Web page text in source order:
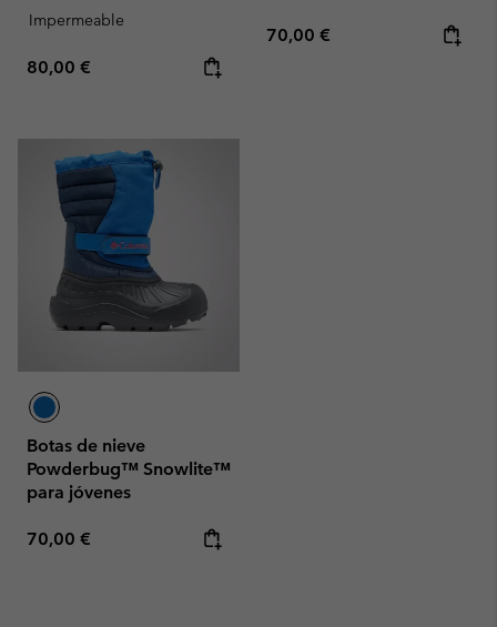
Impermeable
Regular price:
80,00 €
Regular price:
70,00 €
Botas de nieve
Powderbug™ Snowlite™
para jóvenes
Regular price:
70,00 €